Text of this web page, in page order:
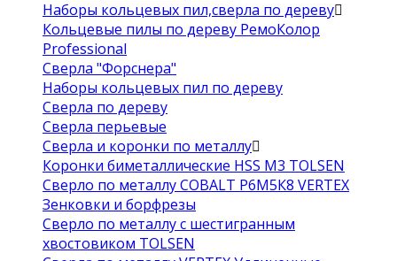
Наборы кольцевых пил,сверла по дереву
Кольцевые пилы по дереву РемоКолор
Professional
Сверла "Форснера"
Наборы кольцевых пил по дереву
Сверла по дереву
Сверла перьевые
Сверла и коронки по металлу
Коронки биметаллические HSS M3 TOLSEN
Сверло по металлу COBALT Р6М5К8 VERTEX
Зенковки и борфрезы
Сверло по металлу с шестигранным
хвостовиком TOLSEN